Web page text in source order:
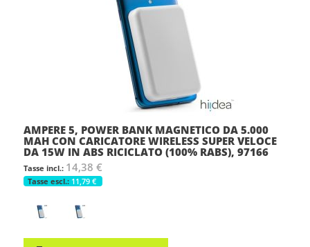
AMPERE 5, POWER BANK MAGNETICO DA 5.000
MAH CON CARICATORE WIRELESS SUPER VELOCE
DA 15W IN ABS RICICLATO (100% RABS), 97166
14,38 €
11,79 €